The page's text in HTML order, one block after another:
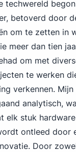
techwereld
betoverd door
om te zetten in
meer dan tien
om met
te werken
verkennen.
analytisch,
elk stuk
ontleed door
Door